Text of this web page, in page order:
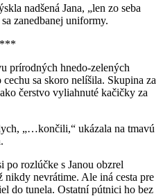
nadšená Jana, „len zo seba
zanedbanej uniformy.
***
prírodných hnedo-zelených
sa skoro nelíšila. Skupina za
čerstvo vyliahnuté kačičky za
„…končili,“ ukázala na tmavú
po rozlúčke s Janou obzrel
nikdy nevrátime. Ale iná cesta pre
do tunela. Ostatní pútnici ho bez